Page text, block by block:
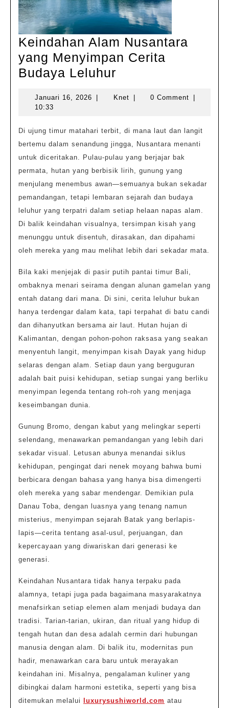
Keindahan Alam Nusantara
yang Menyimpan Cerita
Budaya Leluhur
Nusantara
Menyimpan
Cerita
Budaya
Leluhur
Januari 16, 2026 JanuariKnetKnet 0 Comment
10:33
Di ujung timur matahari terbit, di mana laut dan langit
bertemu dalam senandung jingga, Nusantara menanti
untuk diceritakan. Pulau-pulau yang berjajar bak
permata, hutan yang berbisik lirih, gunung yang
menjulang menembus awan—semuanya bukan sekadar
pemandangan, tetapi lembaran sejarah dan budaya
leluhur yang terpatri dalam setiap helaan napas alam.
Di balik keindahan visualnya, tersimpan kisah yang
menunggu untuk disentuh, dirasakan, dan dipahami
oleh mereka yang mau melihat lebih dari sekadar mata.
Bila kaki menjejak di pasir putih pantai timur Bali,
ombaknya menari seirama dengan alunan gamelan yang
entah datang dari mana. Di sini, cerita leluhur bukan
hanya terdengar dalam kata, tapi terpahat di batu candi
dan dihanyutkan bersama air laut. Hutan hujan di
Kalimantan, dengan pohon-pohon raksasa yang seakan
menyentuh langit, menyimpan kisah Dayak yang hidup
selaras dengan alam. Setiap daun yang berguguran
adalah bait puisi kehidupan, setiap sungai yang berliku
menyimpan legenda tentang roh-roh yang menjaga
keseimbangan dunia.
Gunung Bromo, dengan kabut yang melingkar seperti
selendang, menawarkan pemandangan yang lebih dari
sekadar visual. Letusan abunya menandai siklus
kehidupan, pengingat dari nenek moyang bahwa bumi
berbicara dengan bahasa yang hanya bisa dimengerti
oleh mereka yang sabar mendengar. Demikian pula
Danau Toba, dengan luasnya yang tenang namun
misterius, menyimpan sejarah Batak yang berlapis-
lapis—cerita tentang asal-usul, perjuangan, dan
kepercayaan yang diwariskan dari generasi ke
generasi.
Keindahan Nusantara tidak hanya terpaku pada
alamnya, tetapi juga pada bagaimana masyarakatnya
menafsirkan setiap elemen alam menjadi budaya dan
tradisi. Tarian-tarian, ukiran, dan ritual yang hidup di
tengah hutan dan desa adalah cermin dari hubungan
manusia dengan alam. Di balik itu, modernitas pun
hadir, menawarkan cara baru untuk merayakan
keindahan ini. Misalnya, pengalaman kuliner yang
dibingkai dalam harmoni estetika, seperti yang bisa
ditemukan melalui
luxurysushiworld.com atau